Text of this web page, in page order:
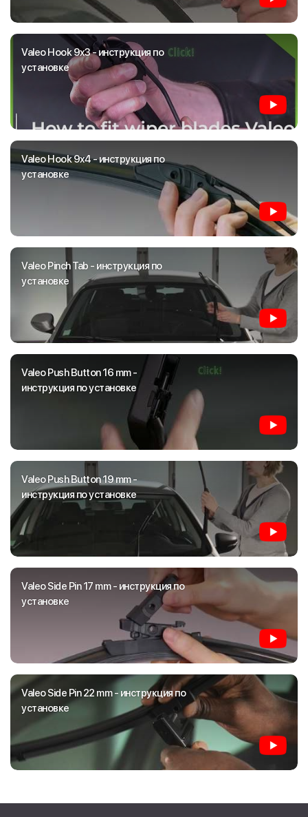
Valeo Hook 9x3 - инструкция по
установке
Valeo Hook 9x4 - инструкция по
установке
Valeo Pinch Tab - инструкция по
установке
Valeo Push Button 16 mm -
инструкция по установке
Valeo Push Button 19 mm -
инструкция по установке
Valeo Side Pin 17 mm - инструкция по
установке
Valeo Side Pin 22 mm - инструкция по
установке